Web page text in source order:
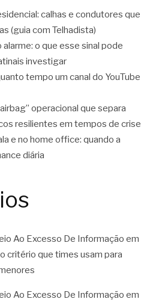
calhas e condutores que
(guia com Telhadista)
o que esse sinal pode
investigar
tempo um canal do YouTube
operacional que separa
resilientes em tempos de crise
e no home office: quando a
diária
Ao Excesso De Informação em
critério que times usam para
Ao Excesso De Informação em